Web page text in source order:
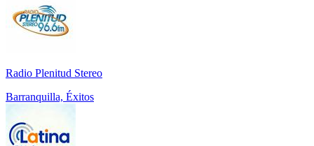
Radio Plenitud Stereo
Barranquilla, Éxitos